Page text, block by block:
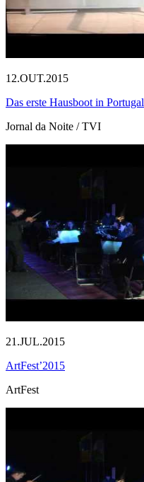
12.OUT.2015
Das erste Hausboot in Portugal
Jornal da Noite / TVI
21.JUL.2015
ArtFest’2015
ArtFest